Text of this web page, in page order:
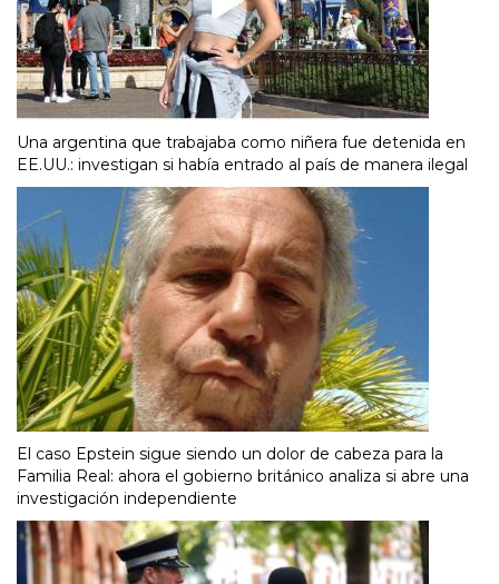
Una argentina que trabajaba como niñera fue detenida en
EE.UU.: investigan si había entrado al país de manera ilegal
El caso Epstein sigue siendo un dolor de cabeza para la
Familia Real: ahora el gobierno británico analiza si abre una
investigación independiente